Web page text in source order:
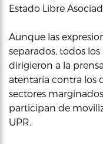
Estado Libre
Aunque las
separados, todos
dirigieron a la
atentaría contra los
sectores
participan de
UPR.